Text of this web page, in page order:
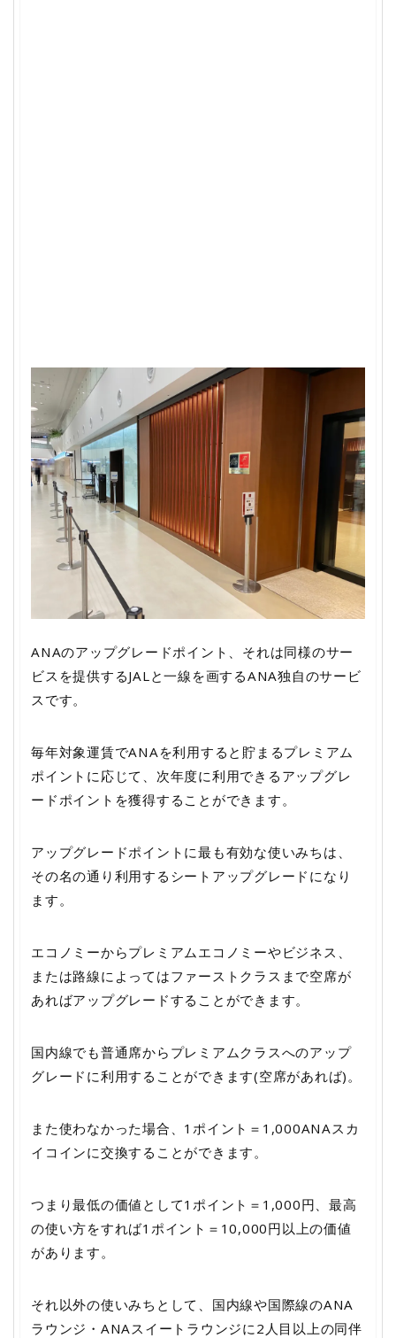
ANAのアップグレードポイント、それは同様のサー
ビスを提供するJALと一線を画するANA独自のサービ
スです。
毎年対象運賃でANAを利用すると貯まるプレミアム
ポイントに応じて、次年度に利用できるアップグレ
ードポイントを獲得することができます。
アップグレードポイントに最も有効な使いみちは、
その名の通り利用するシートアップグレードになり
ます。
エコノミーからプレミアムエコノミーやビジネス、
または路線によってはファーストクラスまで空席が
あればアップグレードすることができます。
国内線でも普通席からプレミアムクラスへのアップ
グレードに利用することができます(空席があれば)。
また使わなかった場合、1ポイント＝1,000ANAスカ
イコインに交換することができます。
つまり最低の価値として1ポイント＝1,000円、最高
の使い方をすれば1ポイント＝10,000円以上の価値
があります。
それ以外の使いみちとして、国内線や国際線のANA
ラウンジ・ANAスイートラウンジに2人目以上の同伴